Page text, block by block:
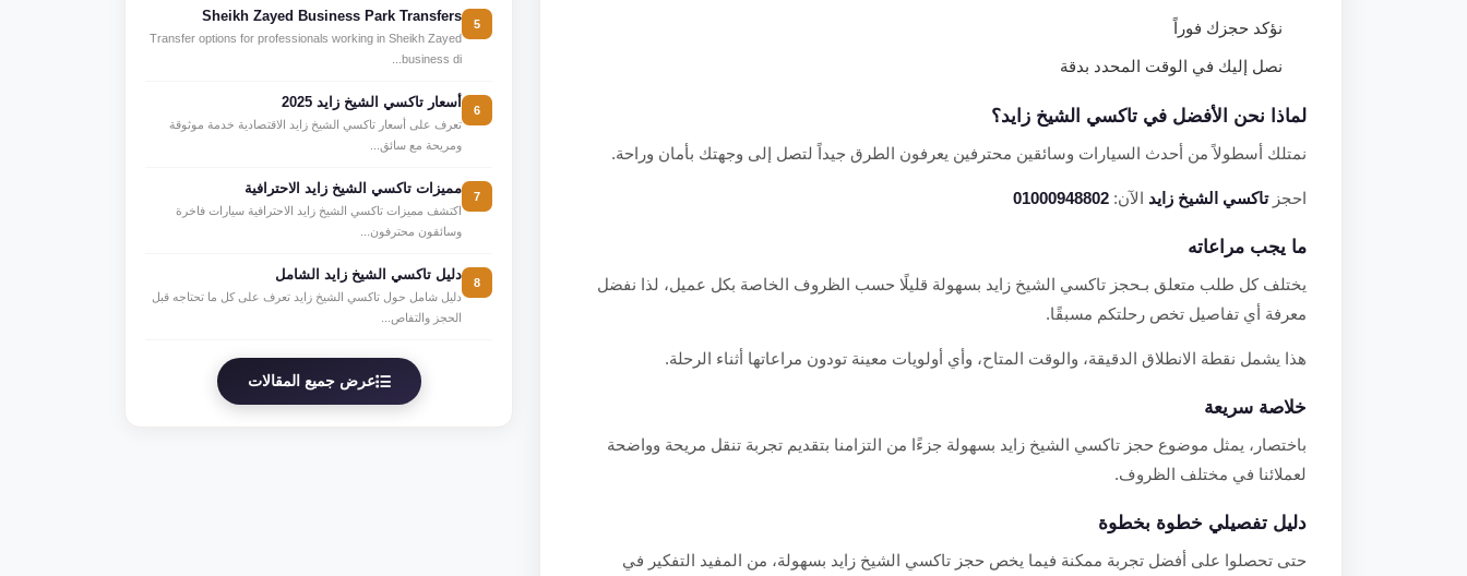
نؤكد حجزك فوراً
نصل إليك في الوقت المحدد بدقة
لماذا نحن الأفضل في تاكسي الشيخ زايد؟
نمتلك أسطولاً من أحدث السيارات وسائقين محترفين يعرفون الطرق جيداً لتصل إلى وجهتك بأمان وراحة.
احجزتاكسي الشيخ زايد الآن: 01000948802
ما يجب مراعاته
يختلف كل طلب متعلق بـحجز تاكسي الشيخ زايد بسهولة قليلًا حسب الظروف الخاصة بكل عميل، لذا نفضل
معرفة أي تفاصيل تخص رحلتكم مسبقًا.
هذا يشمل نقطة الانطلاق الدقيقة، والوقت المتاح، وأي أولويات معينة تودون مراعاتها أثناء الرحلة.
خلاصة سريعة
باختصار، يمثل موضوع حجز تاكسي الشيخ زايد بسهولة جزءًا من التزامنا بتقديم تجربة تنقل مريحة وواضحة
لعملائنا في مختلف الظروف.
دليل تفصيلي خطوة بخطوة
حتى تحصلوا على أفضل تجربة ممكنة فيما يخص حجز تاكسي الشيخ زايد بسهولة، من المفيد التفكير في
5
Sheikh Zayed Business Park Transfers
Transfer options for professionals working in Sheikh Zayed
business di...
6 أسعار تاكسي الشيخ زايد 2025
تعرف على أسعار تاكسي الشيخ زايد الاقتصادية خدمة موثوقة
ومريحة مع سائق...
7 مميزات تاكسي الشيخ زايد الاحترافية
اكتشف مميزات تاكسي الشيخ زايد الاحترافية سيارات فاخرة
وسائقون محترفون...
8 دليل تاكسي الشيخ زايد الشامل
دليل شامل حول تاكسي الشيخ زايد تعرف على كل ما تحتاجه قبل
الحجز والتفاص...
عرض جميع المقالات